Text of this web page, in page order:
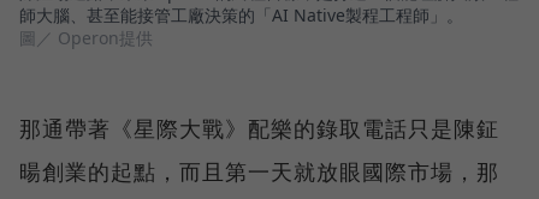
師大腦、甚至能接管工廠決策的「AI Native製程工程師」。
圖／ Operon提供
那通帶著《星際大戰》配樂的錄取電話只是陳鉦
暘創業的起點，而且第一天就放眼國際市場，那